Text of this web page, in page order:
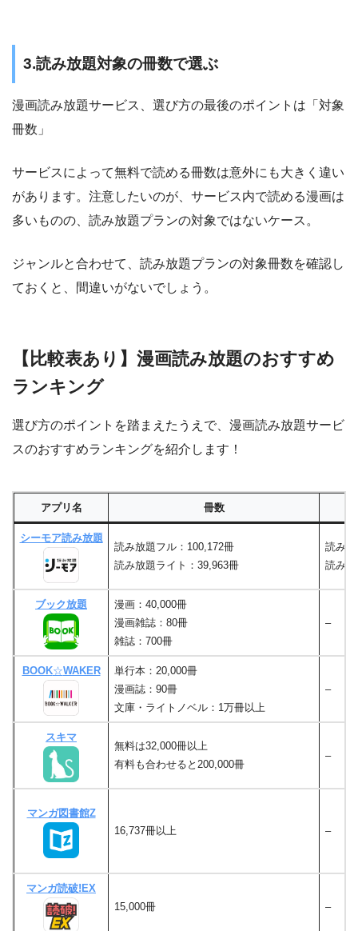
3.読み放題対象の冊数で選ぶ
漫画読み放題サービス、選び方の最後のポイントは「対象
冊数」
サービスによって無料で読める冊数は意外にも大きく違い
があります。注意したいのが、サービス内で読める漫画は
多いものの、読み放題プランの対象ではないケース。
ジャンルと合わせて、読み放題プランの対象冊数を確認し
ておくと、間違いがないでしょう。
【比較表あり】漫画読み放題のおすすめ
ランキング
選び方のポイントを踏まえたうえで、漫画読み放題サービ
スのおすすめランキングを紹介します！
アプリ名 冊数
シーモア読み放題
読み放題フル：100,172冊
読み放題ライト：39,963冊
読み
読み
ブック放題
漫画：40,000冊
漫画雑誌：80冊
雑誌：700冊
–
BOOK☆WAKER
単行本：20,000冊
漫画誌：90冊
文庫・ライトノベル：1万冊以上
–
スキマ
無料は32,000冊以上
有料も合わせると200,000冊
–
マンガ図書館Z
16,737冊以上
–
マンガ読破!EX
15,000冊
–